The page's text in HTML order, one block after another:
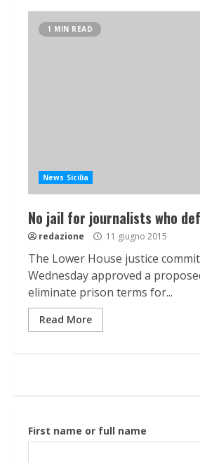
1 MIN READ
News Sicilia
No jail for journalists who
redazione 11 giugno 2015
The Lower House justice
Wednesday approved a
eliminate prison terms for...
Read More
First name or full name